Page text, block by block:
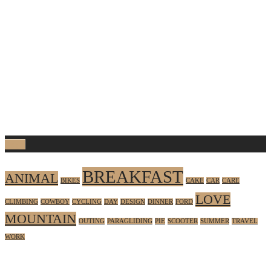
ANIMAL BIKES BREAKFAST CAKE CAR CARE
CLIMBING COWBOY CYCLING DAY DESIGN DINNER FORD LOVE
MOUNTAIN OUTING PARAGLIDING PIE SCOOTER SUMMER TRAVEL
WORK